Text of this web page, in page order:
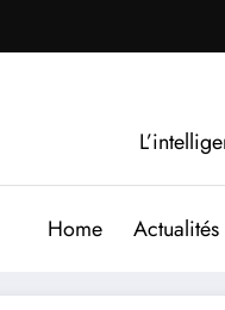
Home Actualités